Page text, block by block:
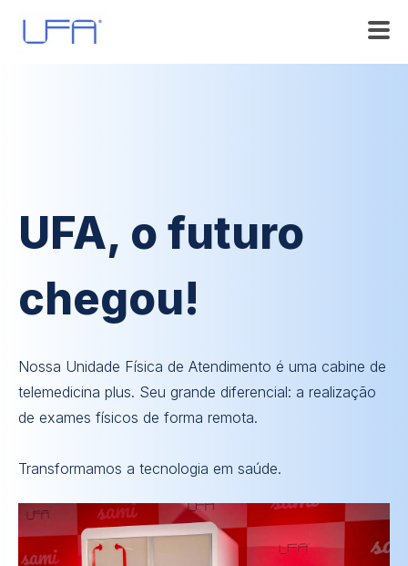
UFA, o futuro
chegou!
Nossa Unidade Física de Atendimento é uma cabine de
telemedicina plus. Seu grande diferencial: a realização
de exames físicos de forma remota.
Transformamos a tecnologia em saúde.